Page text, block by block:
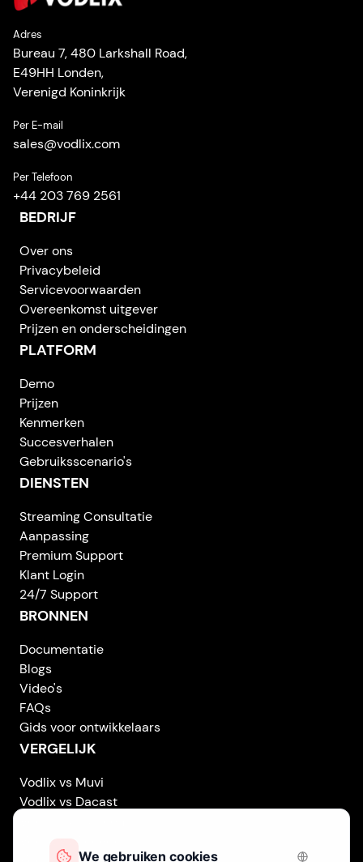
Adres
Bureau 7, 480 Larkshall Road,
E49HH Londen,
Verenigd Koninkrijk
Per E-mail
sales@vodlix.com
Per Telefoon
+44 203 769 2561
BEDRIJF
Over ons
Privacybeleid
Servicevoorwaarden
Overeenkomst uitgever
Prijzen en onderscheidingen
PLATFORM
Demo
Prijzen
Kenmerken
Succesverhalen
Gebruiksscenario's
DIENSTEN
Streaming Consultatie
Aanpassing
Premium Support
Klant Login
24/7 Support
BRONNEN
Documentatie
Blogs
Video's
FAQs
Gids voor ontwikkelaars
VERGELIJK
Vodlix vs Muvi
Vodlix vs Dacast